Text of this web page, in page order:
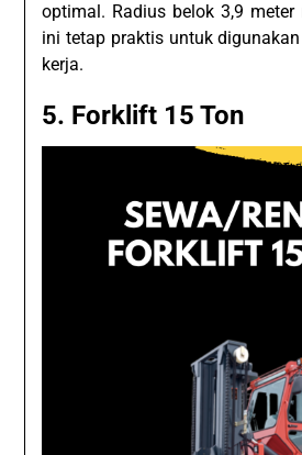
optimal. Radius belok 3,9
ini tetap praktis untuk
kerja.
5. Forklift 15 Ton